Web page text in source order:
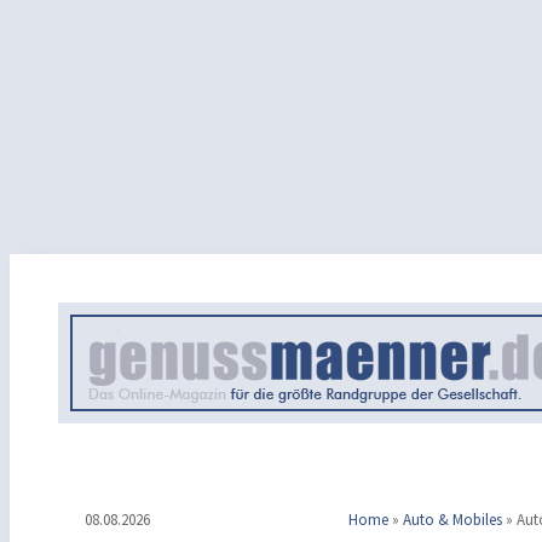
08.08.2026 Home » Auto & Mobiles »